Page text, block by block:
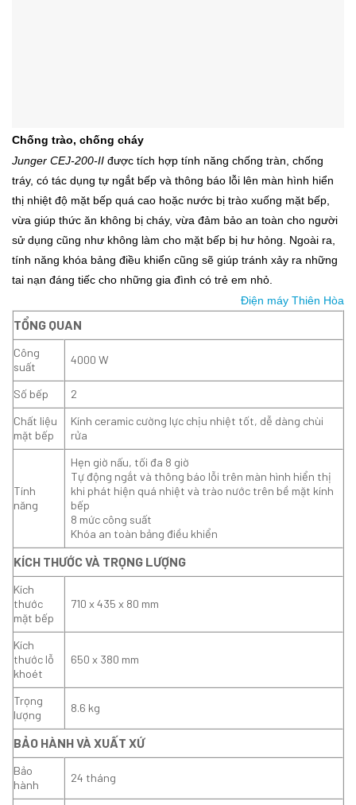
Chống trào, chống cháy
Junger CEJ-200-II được tích hợp tính năng chống tràn, chống
tráy, có tác dụng tự ngắt bếp và thông báo lỗi lên màn hình hiển
thị nhiệt độ mặt bếp quá cao hoặc nước bị trào xuống mặt bếp,
vừa giúp thức ăn không bị cháy, vừa đảm bảo an toàn cho người
sử dụng cũng như không làm cho mặt bếp bị hư hỏng. Ngoài ra,
tính năng khóa bảng điều khiển cũng sẽ giúp tránh xảy ra những
tai nạn đáng tiếc cho những gia đình có trẻ em nhỏ.
Điện máy Thiên Hòa
TỔNG QUAN
Công
suất
4000 W
Số bếp
2
Chất liệu
mặt bếp
Kính ceramic cường lực chịu nhiệt tốt, dễ dàng chùi
rửa
Tính
năng
Hẹn giờ nấu, tối đa 8 giờ
Tự động ngắt và thông báo lỗi trên màn hình hiển thị
khi phát hiện quá nhiệt và trào nước trên bề mặt kính
bếp
8 mức công suất
Khóa an toàn bảng điều khiển
KÍCH THƯỚC VÀ TRỌNG LƯỢNG
Kích
thước
mặt bếp
710 x 435 x 80 mm
Kích
thước lỗ
khoét
650 x 380 mm
Trọng
lượng
8.6 kg
BẢO HÀNH VÀ XUẤT XỨ
Bảo
hành
24 tháng